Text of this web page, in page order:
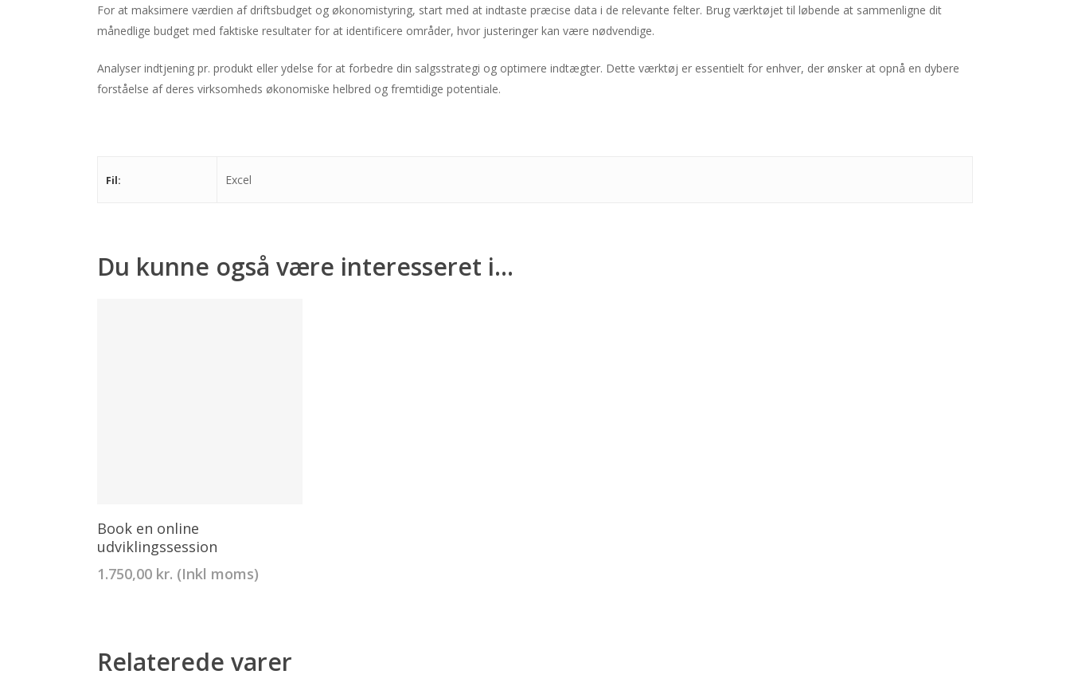
For at maksimere værdien af driftsbudget og økonomistyring, start med at indtaste præcise data i de relevante felter. Brug værktøjet til løbende at sammenligne dit
månedlige budget med faktiske resultater for at identificere områder, hvor justeringer kan være nødvendige.
Analyser indtjening pr. produkt eller ydelse for at forbedre din salgsstrategi og optimere indtægter. Dette værktøj er essentielt for enhver, der ønsker at opnå en dybere
forståelse af deres virksomheds økonomiske helbred og fremtidige potentiale.
Fil: Excel
Du kunne også være interesseret i...
View Details
Book en online
udviklingssession
1.750,00 kr. (Inkl moms)
Relaterede varer